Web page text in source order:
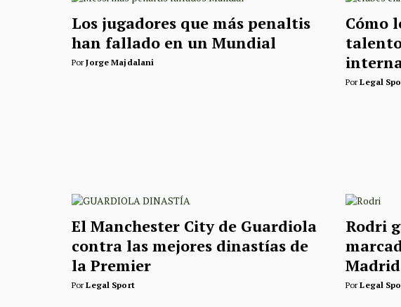
Los jugadores que más penaltis
han fallado en un Mundial
PorJorge Majdalani
Cómo
PorLegal
El Manchester City de Guardiola
contra las mejores dinastías de
la Premier
PorLegal Sport
Rodri
Madrid
PorLegal